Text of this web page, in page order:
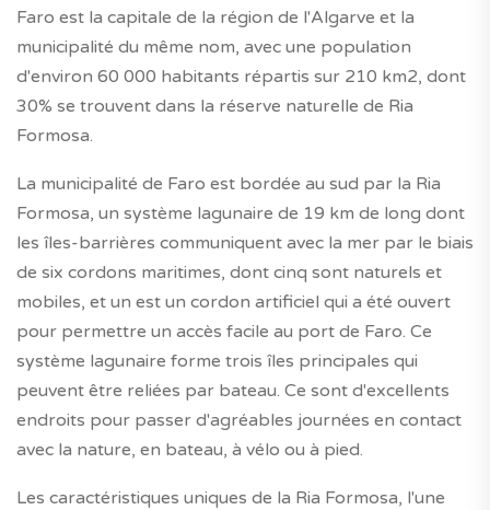
Faro est la capitale de la région de l'Algarve et la
municipalité du même nom, avec une population
d'environ 60 000 habitants répartis sur 210 km2, dont
30% se trouvent dans la réserve naturelle de Ria
Formosa.
La municipalité de Faro est bordée au sud par la Ria
Formosa, un système lagunaire de 19 km de long dont
les îles-barrières communiquent avec la mer par le biais
de six cordons maritimes, dont cinq sont naturels et
mobiles, et un est un cordon artificiel qui a été ouvert
pour permettre un accès facile au port de Faro. Ce
système lagunaire forme trois îles principales qui
peuvent être reliées par bateau. Ce sont d'excellents
endroits pour passer d'agréables journées en contact
avec la nature, en bateau, à vélo ou à pied.
Les caractéristiques uniques de la Ria Formosa, l'une